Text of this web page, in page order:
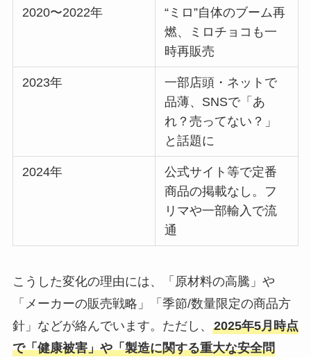
2020〜2022年
“ミロ”自体のブーム再
燃、ミロチョコも一
時再販売
2023年
一部店頭・ネットで
品薄、SNSで「あ
れ？売ってない？」
と話題に
2024年
公式サイト等で定番
商品の掲載なし。フ
リマや一部輸入で流
通
こうした変化の理由には、「原材料の高騰」や
「メーカーの販売戦略」「季節/数量限定の商品方
針」などが絡んでいます。ただし、 2025年5月時点
で「健康被害」や「製造に関する重大な安全問